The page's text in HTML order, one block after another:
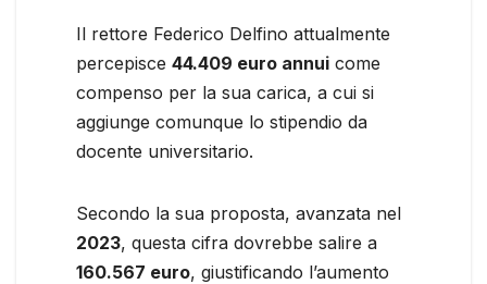
Il rettore Federico Delfino attualmente
percepisce 44.409 euro annui come
compenso per la sua carica, a cui si
aggiunge comunque lo stipendio da
docente universitario.
Secondo la sua proposta, avanzata nel
2023, questa cifra dovrebbe salire a
160.567 euro, giustificando l’aumento